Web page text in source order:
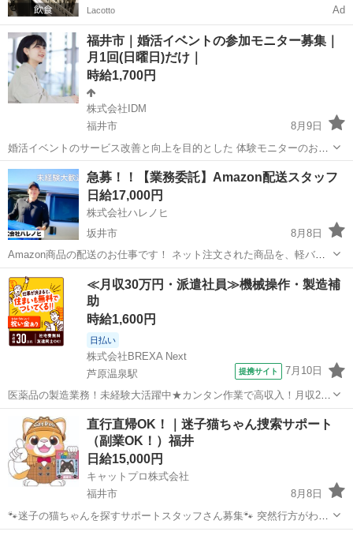
Lacotto Ad
福井市｜婚活イベントの参加モニター募集｜
月1回(日曜日)だけ｜
時給1,700円
株式会社IDM
福井市
8月9日
婚活イベントのサービス改善と向上を目的とした 体験モニターのお仕
事です。 実際にイベントへご参加いただき、 イベント終了後に簡単な
アンケートへご回答いただきます。 主に公共施設で日中に開催される
健全なイベントです...
福井 福井市 その他 アンケート
急募！！【業務委託】Amazon配送スタッフ
日給17,000円
株式会社ハレノヒ
坂井市
8月8日
Amazon商品の配送のお仕事です！ ネット注文された商品を、軽バン
（軽自動車）でお客様宅へ配送していただきます。 置き配メインのた
め、対面対応は少なめです。 専用アプリを使用するので、土地勘がな
い方でも安心して配送でき...
福井 坂井市 配送 スタッフ
≪月収30万円・派遣社員≫機械操作・製造補
助
時給1,600円
日払い
株式会社BREXA Next
芦原温泉駅
提携サイト 7月10日
医薬品の製造業務！未経験大活躍中★カンタン作業で高収入！月収29
万円以上可◎社会保険完備！備品付きワンルーム寮完備！日払い制度
あり♪食堂あり◎《福井県あわら市》 人気の工場のお仕事 ◇医薬品の
製造オペレーター◇ 【具体的...
福井 あわら市 芦原温泉駅 その他
直行直帰OK！｜迷子猫ちゃん捜索サポート
（副業OK！）福井
日給15,000円
キャットプロ株式会社
福井市
8月8日
🐾迷子の猫ちゃんを探すサポートスタッフさん募集🐾 突然行方がわか
らなくなってしまった猫ちゃんが、 再び飼い主さんのもとへ帰れるよ